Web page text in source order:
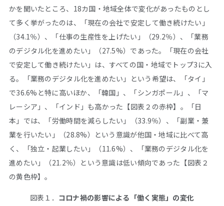
かを聞いたところ、18カ国・地域全体で変化があったものとし
て多く挙がったのは、「現在の会社で安定して働き続けたい」
（34.1％）、「仕事の生産性を上げたい」（29.2％）、「業務
のデジタル化を進めたい」（27.5%）であった。「現在の会社
で安定して働き続けたい」は、すべての国・地域でトップ3に入
る。「業務のデジタル化を進めたい」という希望は、「タイ」
で36.6%と特に高いほか、「韓国」、「シンガポール」、「マ
レーシア」、「インド」も高かった【図表２の赤枠】。「日
本」では、「労働時間を減らしたい」（33.9％）、「副業・兼
業を行いたい」（28.8%）という意識が他国・地域に比べて高
く、「独立・起業したい」（11.6%）、「業務のデジタル化を
進めたい」（21.2％）という意識は低い傾向であった【図表２
の黄色枠】。
図表１． コロナ禍の影響による「働く実態」の変化